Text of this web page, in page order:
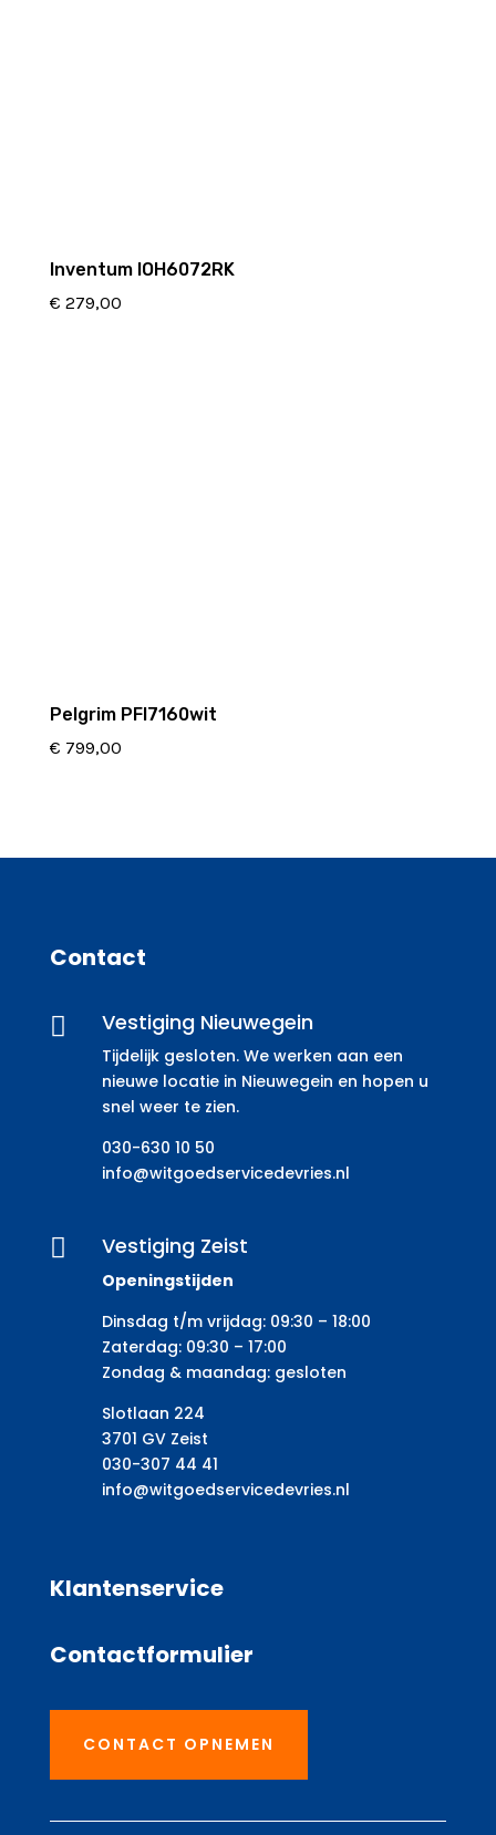
Inventum IOH6072RK
€ 279,00
Pelgrim PFI7160wit
€ 799,00
Contact
 Vestiging Nieuwegein
Tijdelijk gesloten. We werken aan een
nieuwe locatie in Nieuwegein en hopen u
snel weer te zien.
030-630 10 50
info@witgoedservicedevries.nl
 Vestiging Zeist
Openingstijden
Dinsdag t/m vrijdag: 09:30 – 18:00
Zaterdag: 09:30 – 17:00
Zondag & maandag: gesloten
Slotlaan 224
3701 GV Zeist
030-307 44 41
info@witgoedservicedevries.nl
Klantenservice
Contactformulier
CONTACT OPNEMEN